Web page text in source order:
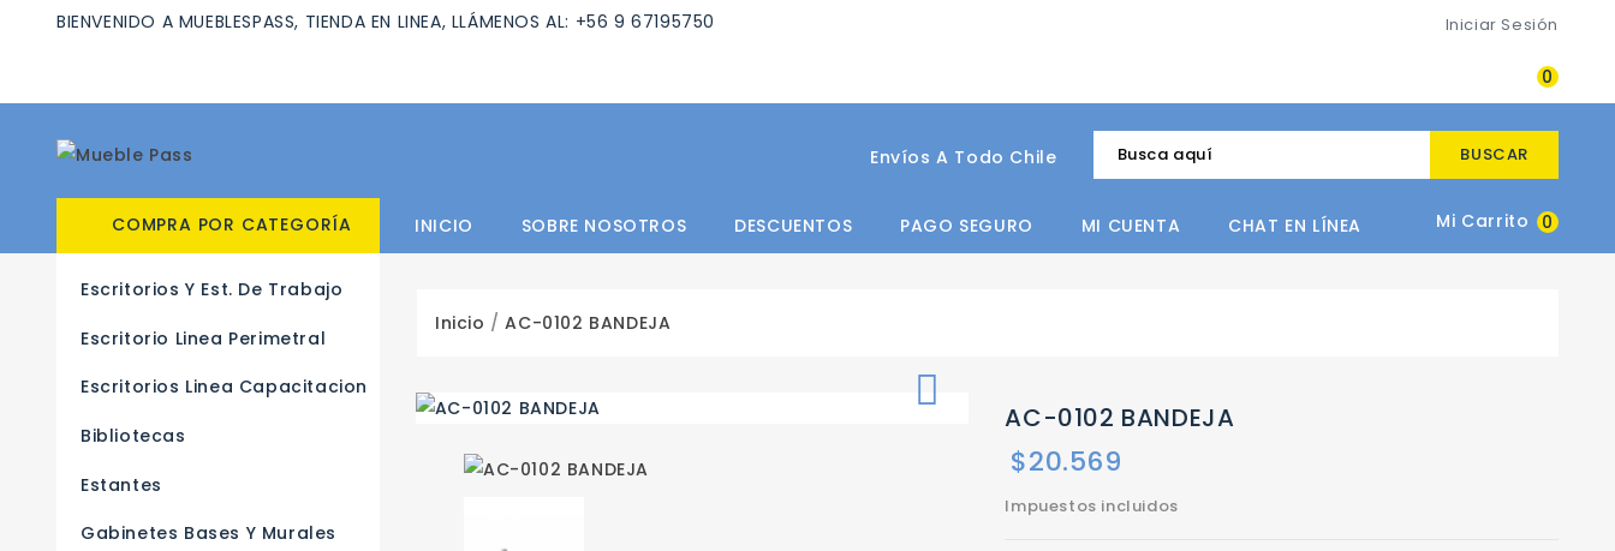
BIENVENIDO A MUEBLESPASS, TIENDA EN LINEA, LLÁMENOS AL: +56 9 67195750 Iniciar Sesión
0
BUSCAR
Envíos A Todo Chile
INICIO SOBRE NOSOTROS DESCUENTOS PAGO SEGURO MI CUENTA CHAT EN LÍNEA Mi Carrito 0
COMPRA POR CATEGORÍA
Escritorios Y Est. De Trabajo
Escritorio Linea Perimetral
Escritorios Linea Capacitacion
Bibliotecas
Estantes
Gabinetes Bases Y Murales
Inicio AC-0102 BANDEJA

AC-0102 BANDEJA
$20.569
Impuestos incluidos